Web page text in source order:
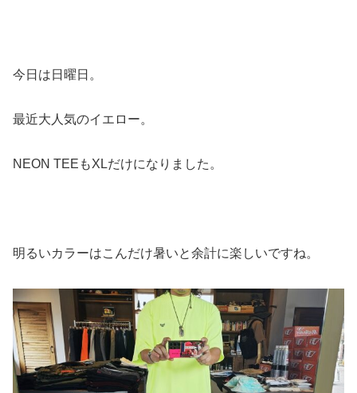
今日は日曜日。
最近大人気のイエロー。
NEON TEEもXLだけになりました。
明るいカラーはこんだけ暑いと余計に楽しいですね。